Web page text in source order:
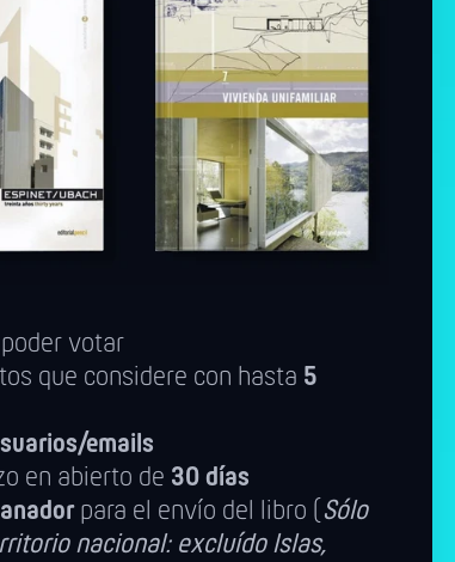
votar
que considere con hasta 5
emails
en abierto de 30 días
para el envío del libro ( Sólo
nacional: excluído Islas,